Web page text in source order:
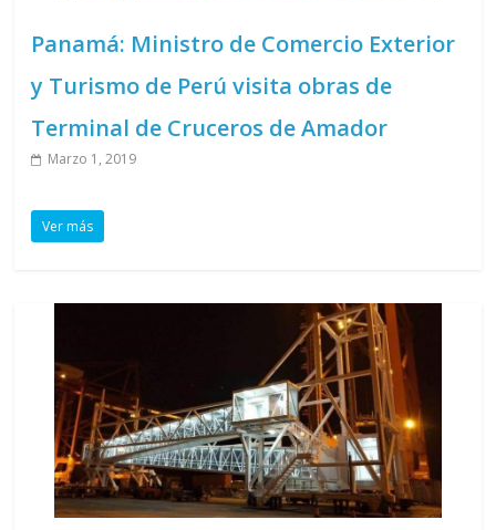
Panamá: Ministro de Comercio Exterior
y Turismo de Perú visita obras de
Terminal de Cruceros de Amador
Marzo 1, 2019
Ver más